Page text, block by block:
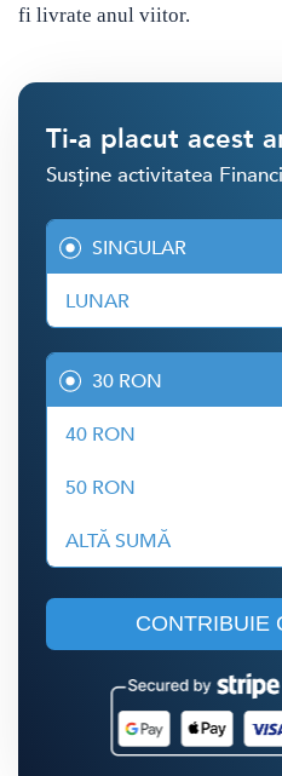
fi livrate anul viitor.
Ti-a placut acest
Susține activitatea
SINGULAR
LUNAR
30 RON
40 RON
50 RON
ALTĂ SUMĂ
CONTRIBUIE